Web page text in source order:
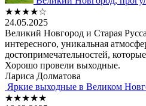
★★★★☆
24.05.2025
Великий Новгород и Старая
интересного, уникальная
достопримечательностей,
Хорошо провели выходные.
Лариса Долматова
Яркие выходные в Великом
★★★★★